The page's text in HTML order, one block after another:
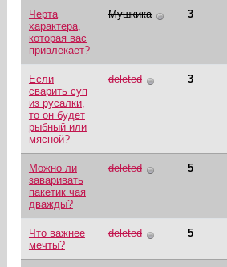
Черта
характера,
которая вас
привлекает?
Мушкика 3
Если
сварить суп
из русалки,
то он будет
рыбный или
мясной?
deleted 3
Можно ли
заваривать
пакетик чая
дважды?
deleted 5
Что важнее
мечты?
deleted 5